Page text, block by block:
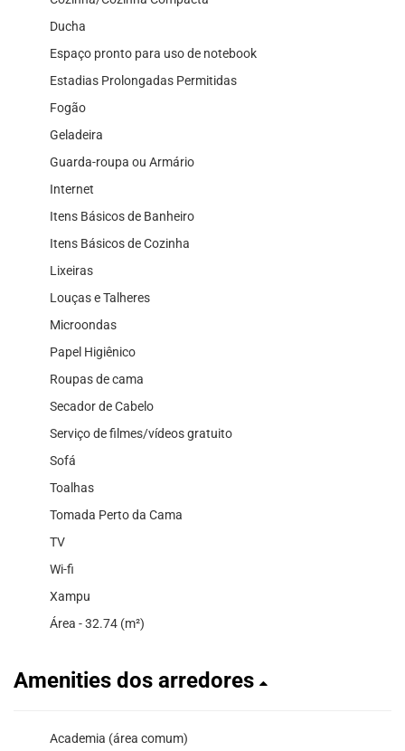
Ducha
Espaço pronto para uso de notebook
Estadias Prolongadas Permitidas
Fogão
Geladeira
Guarda-roupa ou Armário
Internet
Itens Básicos de Banheiro
Itens Básicos de Cozinha
Lixeiras
Louças e Talheres
Microondas
Papel Higiênico
Roupas de cama
Secador de Cabelo
Serviço de filmes/vídeos gratuito
Sofá
Toalhas
Tomada Perto da Cama
TV
Wi-fi
Xampu
Área - 32.74 (m²)
Amenities dos arredores
Academia (área comum)